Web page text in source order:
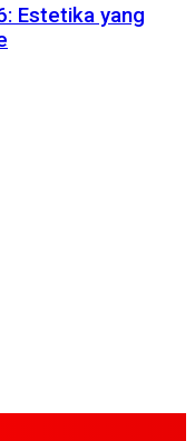
Estetika yang